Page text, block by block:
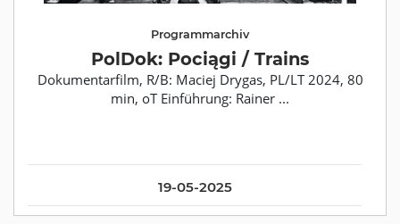
19-05-2025
Programmarchiv
PolDok: Pociągi / Trains
Dokumentarfilm, R/B: Maciej Drygas, PL/LT 2024, 80
min, oT Einführung: Rainer ...